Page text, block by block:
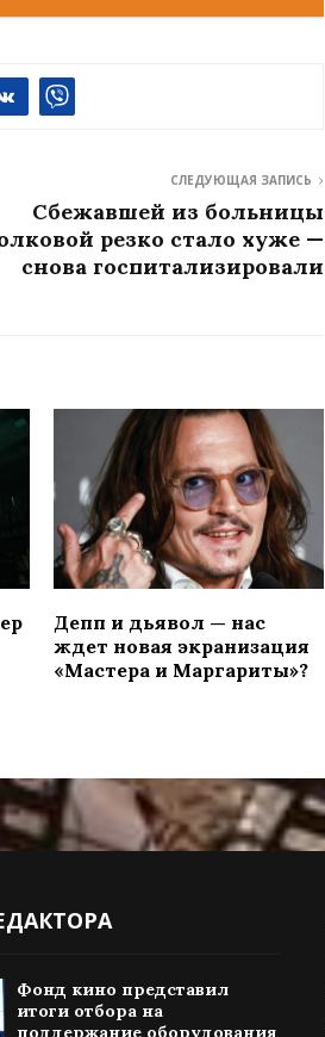
СЛЕДУЮЩАЯ ЗАПИСЬ
Сбежавшей из больницы
резко стало хуже —
снова госпитализировали
Депп и дьявол — нас
ждет новая экранизация
«Мастера и Маргариты»?
Фонд кино представил
итоги отбора на
поддержание оборудования